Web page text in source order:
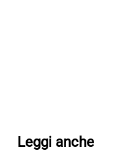
Leggi anche